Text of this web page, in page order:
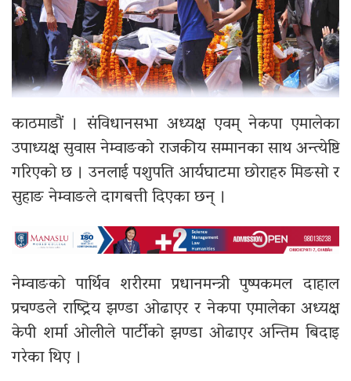
काठमाडौं । संविधानसभा अध्यक्ष एवम् नेकपा एमालेका
उपाध्यक्ष सुवास नेम्वाङको राजकीय सम्मानका साथ अन्त्येष्टि
गरिएको छ । उनलाई पशुपति आर्यघाटमा छोराहरु मिङसो र
सुहाङ नेम्वाङले दागबत्ती दिएका छन् ।
नेम्वाङको पार्थिव शरीरमा प्रधानमन्त्री पुष्पकमल दाहाल
प्रचण्डले राष्ट्रिय झण्डा ओढाएर र नेकपा एमालेका अध्यक्ष
केपी शर्मा ओलीले पार्टीको झण्डा ओढाएर अन्तिम बिदाइ
गरेका थिए ।